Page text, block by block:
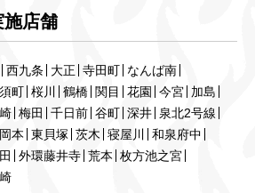
施店舗
西九条 大正 寺田町 なんば南
町 桜川 鶴橋 関目 花園 今宮 加島
梅田 千日前 谷町 深井 泉北2号線
本 東貝塚 茨木 寝屋川
和泉府中
外環藤井寺 荒本 枚方池之宮